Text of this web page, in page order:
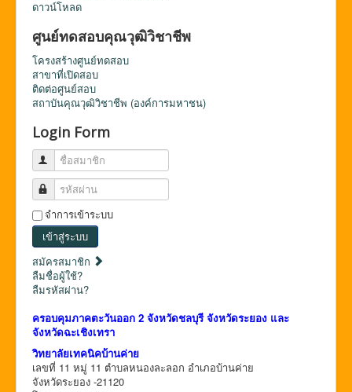
ดาวน์โหลด
ศูนย์ทดสอบคุณวุฒิวิชาชีพ
โครงสร้างศูนย์ทดสอบ
สาขาที่เปิดสอบ
ติดต่อศูนย์สอบ
สถาบันคุณวุฒิวิชาชีพ (องค์การมหาชน)
Login Form
ชื่อสมาชิก
รหัสผ่าน
จำการเข้าระบบ
เข้าสู่ระบบ
สมัครสมาชิก
ลืมชื่อผู้ใช้?
ลืมรหัสผ่าน?
ครอบคุมภาคตะวันออก 2 จังหวัดชลบุรี จังหวัดระยอง และ
จังหวัดฉะเชิงเทรา
วิทยาลัยเทคนิคบ้านค่าย
เลขที่ 11 หมู่ 11 ตำบลหนองละลอก อำเภอบ้านค่าย
จังหวัดระยอง -21120